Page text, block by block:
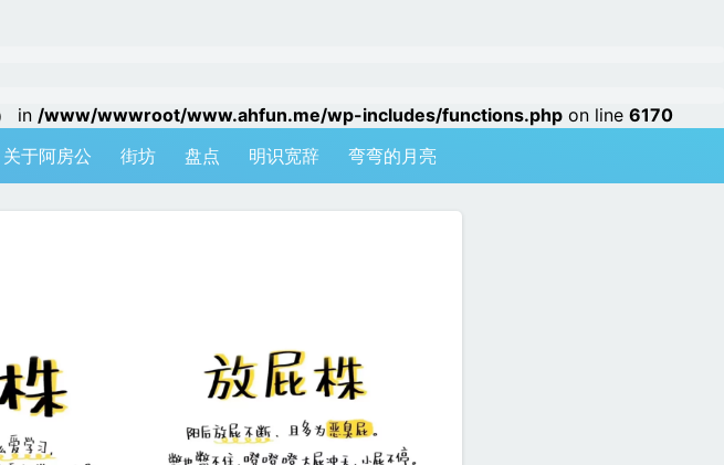
in /www/wwwroot/www.ahfun.me/wp-includes/functions.php on line 6170
关于阿房公 街坊 盘点 明识宽辞 弯弯的月亮